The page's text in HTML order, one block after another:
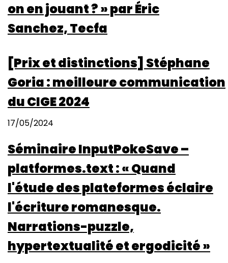
jeu
au
l'intelligence
économique
on en jouant ? » par Éric
Sanchez, Tecfa
[Prix et distinctions] Stéphane
Goria : meilleure communication
du CIGE 2024
17/05/2024
Séminaire InputPokeSave –
platformes.text : « Quand
l'étude des plateformes éclaire
l'écriture romanesque.
Narrations-puzzle,
hypertextualité et ergodicité »